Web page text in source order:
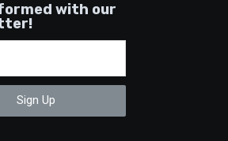
with our
Sign Up